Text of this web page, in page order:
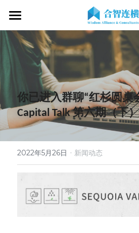
首页
关于我们
关于我们
OKR专家
战略伙伴
客户见证
专业服务
OKR服务体系
OKR系统落地陪跑
OKR战略解码
OKR工作坊/定制培训
OKR教练认证/训战
OKR教练认证
了解COC
OKR证书查询
学习资源
专家视频
专业书籍
在线课程
新闻动态
现在预约
你已进入群聊“红杉圆桌
Capital Talk 第六期（下）
2022年5月26日 · 新闻动态